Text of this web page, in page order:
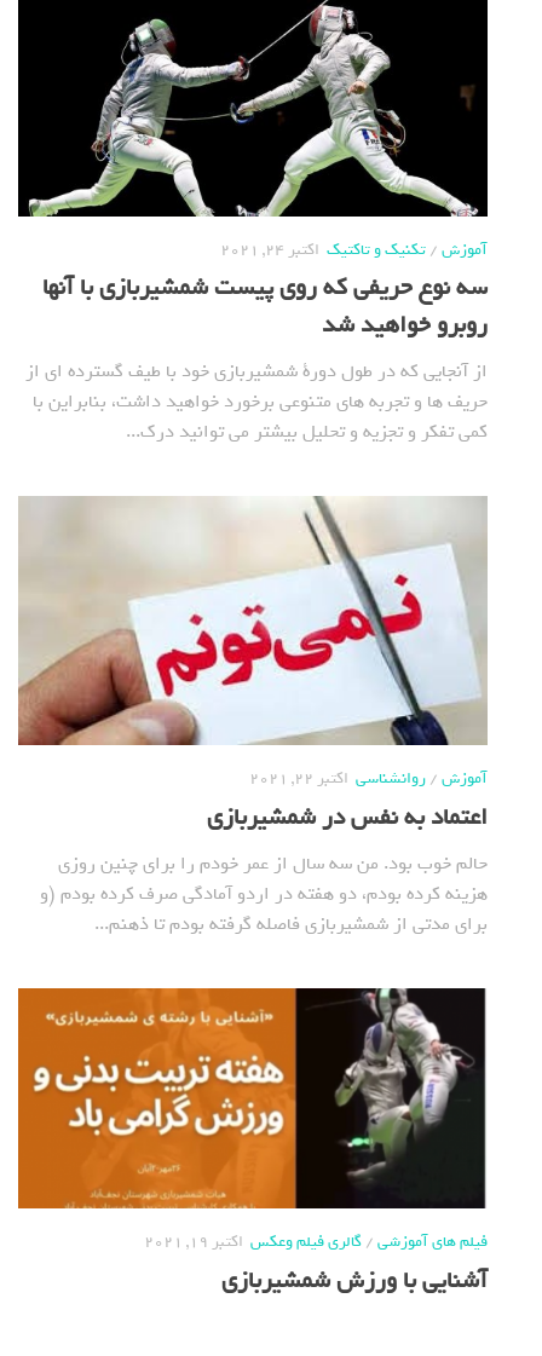
آموزش/تکنیک و تاکتیک اکتبر 24, 2021
سه نوع حریفی که روی پیست شمشیربازی با آنها
روبرو خواهید شد
از آنجایی که در طول دورة شمشیربازی خود با طیف گسترده ای از
حریف ها و تجربه های متنوعی برخورد خواهید داشت، بنابراین با
کمی تفکر و تجزیه و تحلیل بیشتر می توانید درک...
آموزش/روانشناسی اکتبر 22, 2021
اعتماد به نفس در شمشیربازی
حالم خوب بود. من سه سال از عمر خودم را برای چنین روزی
هزینه کرده بودم، دو هفته در اردو آمادگی صرف کرده بودم (و
برای مدتی از شمشیربازی فاصله گرفته بودم تا ذهنم...
فیلم های آموزشی/گالری فیلم وعکس اکتبر 19, 2021
آشنایی با ورزش شمشیربازی